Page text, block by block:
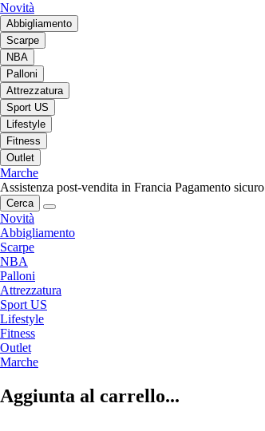
Novità
Abbigliamento
Scarpe
NBA
Palloni
Attrezzatura
Sport US
Lifestyle
Fitness
Outlet
Marche
Assistenza post-vendita in Francia Pagamento sicuro
Cerca
Novità
Abbigliamento
Scarpe
NBA
Palloni
Attrezzatura
Sport US
Lifestyle
Fitness
Outlet
Marche
Aggiunta al carrello...